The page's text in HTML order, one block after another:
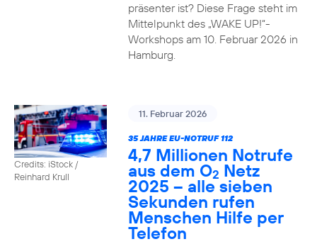
präsenter ist? Diese Frage steht im
Mittelpunkt des „WAKE UP!“-
Workshops am 10. Februar 2026 in
Hamburg.
Credits: iStock /
Reinhard Krull
11. Februar 2026
35 JAHRE EU-NOTRUF 112
4,7 Millionen Notrufe
aus dem O2 Netz
2025 – alle sieben
Sekunden rufen
Menschen Hilfe per
Telefon